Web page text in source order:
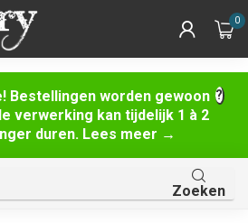
Bestellingen worden gewoon
verwerking kan tijdelijk 1 à 2
duren. Lees meer →
0
Zoeken